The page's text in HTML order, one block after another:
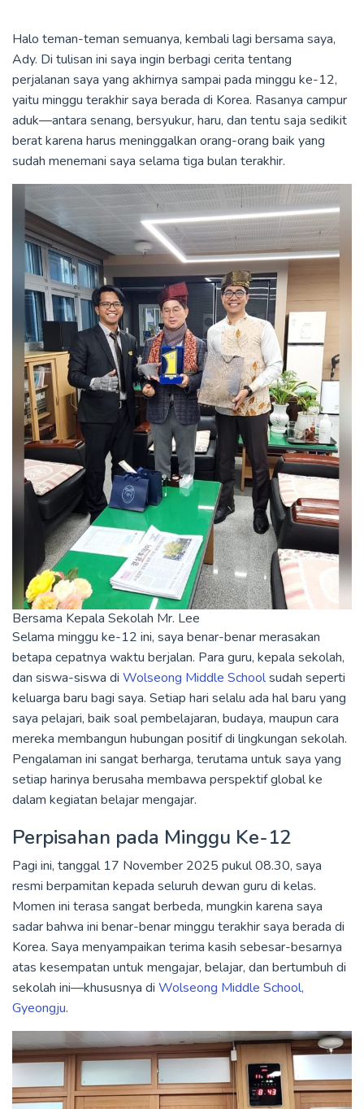
Halo teman-teman semuanya, kembali lagi bersama saya,
Ady. Di tulisan ini saya ingin berbagi cerita tentang
perjalanan saya yang akhirnya sampai pada minggu ke-12,
yaitu minggu terakhir saya berada di Korea. Rasanya campur
aduk—antara senang, bersyukur, haru, dan tentu saja sedikit
berat karena harus meninggalkan orang-orang baik yang
sudah menemani saya selama tiga bulan terakhir.
Bersama Kepala Sekolah Mr. Lee
Selama minggu ke-12 ini, saya benar-benar merasakan
betapa cepatnya waktu berjalan. Para guru, kepala sekolah,
dan siswa-siswa di Wolseong Middle Schoolsudah seperti
keluarga baru bagi saya. Setiap hari selalu ada hal baru yang
saya pelajari, baik soal pembelajaran, budaya, maupun cara
mereka membangun hubungan positif di lingkungan sekolah.
Pengalaman ini sangat berharga, terutama untuk saya yang
setiap harinya berusaha membawa perspektif global ke
dalam kegiatan belajar mengajar.
Perpisahan pada Minggu Ke-12
Pagi ini, tanggal 17 November 2025 pukul 08.30, saya
resmi berpamitan kepada seluruh dewan guru di kelas.
Momen ini terasa sangat berbeda, mungkin karena saya
sadar bahwa ini benar-benar minggu terakhir saya berada di
Korea. Saya menyampaikan terima kasih sebesar-besarnya
atas kesempatan untuk mengajar, belajar, dan bertumbuh di
sekolah ini—khususnya di Wolseong Middle School,
Gyeongju.